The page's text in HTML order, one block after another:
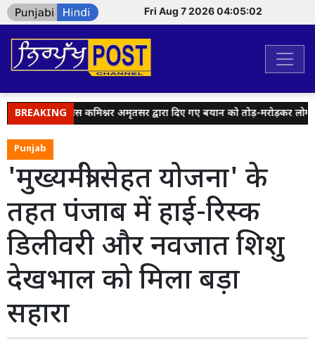
Fri Aug 7 2026 04:05:02
BREAKING
पर पुलिस कमिश्नर अमृतसर द्वारा दिए गए बयान को तोड़-मरोड़कर लोगों को
Punjab
'मुख्यमंत्री सेहत योजना' के
तहत पंजाब में हाई-रिस्क
डिलीवरी और नवजात शिशु
देखभाल को मिला बड़ा
सहारा